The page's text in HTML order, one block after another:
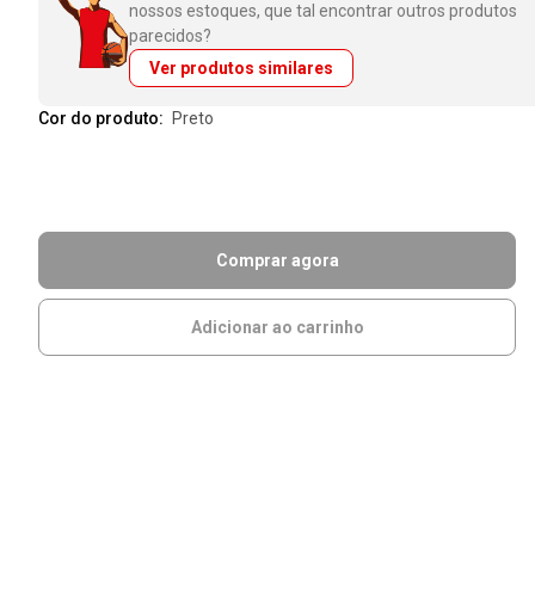
nossos estoques, que tal encontrar outros produtos
parecidos?
Ver produtos similares
Cor do produto: preto
Comprar agora
Adicionar ao carrinho